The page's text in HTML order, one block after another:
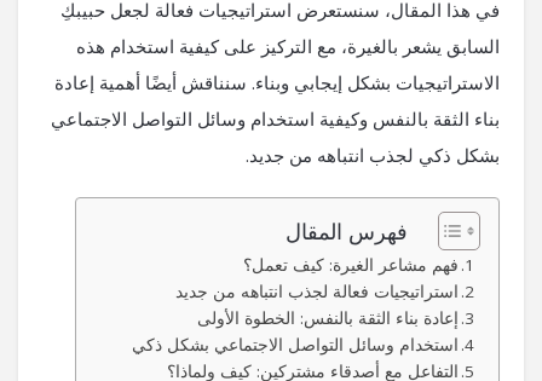
في هذا المقال، سنستعرض استراتيجيات فعالة لجعل حبيبكِ
السابق يشعر بالغيرة، مع التركيز على كيفية استخدام هذه
الاستراتيجيات بشكل إيجابي وبناء. سنناقش أيضًا أهمية إعادة
بناء الثقة بالنفس وكيفية استخدام وسائل التواصل الاجتماعي
بشكل ذكي لجذب انتباهه من جديد.
فهرس المقال
فهم مشاعر الغيرة: كيف تعمل؟
استراتيجيات فعالة لجذب انتباهه من جديد
إعادة بناء الثقة بالنفس: الخطوة الأولى
استخدام وسائل التواصل الاجتماعي بشكل ذكي
التفاعل مع أصدقاء مشتركين: كيف ولماذا؟